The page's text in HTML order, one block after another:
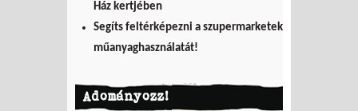
Ház kertjében
Segíts feltérképezni a szupermarketek
műanyaghasználatát!
Adományozz!